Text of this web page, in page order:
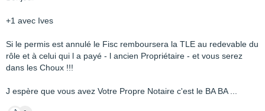
+1 avec Ives
Si le permis est annulé le Fisc remboursera la TLE au redevable du
rôle et à celui qui l a payé - l ancien Propriétaire - et vous serez
dans les Choux !!!
J espère que vous avez Votre Propre Notaire c'est le BA BA ...